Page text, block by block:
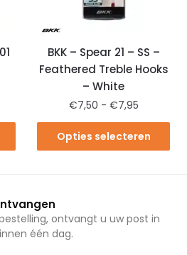
BKK – Spear 21 – SS –
Feathered Treble Hooks
– White
€7,50 - €7,95
Opties selecteren
ontvangt u uw post in
één dag.